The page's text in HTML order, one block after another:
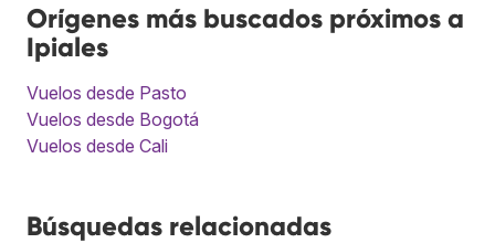
Orígenes más buscados próximos a
Ipiales
Vuelos desde Pasto
Vuelos desde Bogotá
Vuelos desde Cali
Búsquedas relacionadas